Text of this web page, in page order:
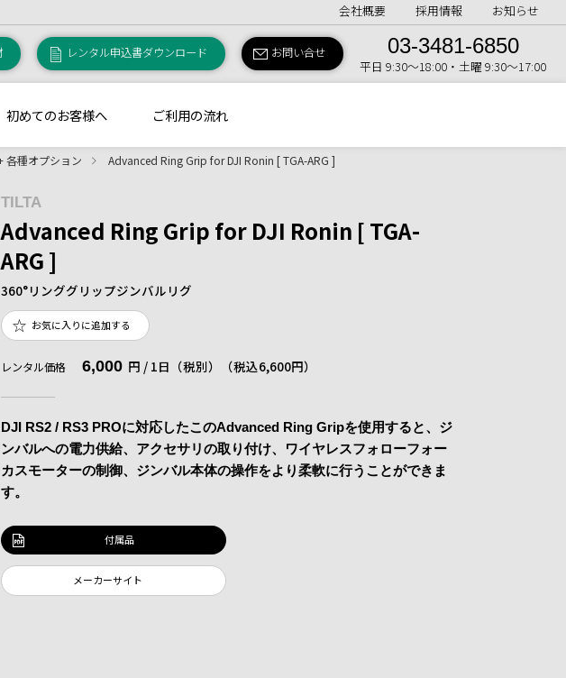
会社概要 採用情報 お知らせ
レンタル申込書ダウンロード お問い合せ 03-3481-6850
平日 9:30〜18:00・土曜 9:30〜17:00
初めてのお客様へ ご利用の流れ
各種オプション Advanced Ring Grip for DJI Ronin [ TGA-ARG ]
TILTA
Advanced Ring Grip for DJI Ronin [ TGA-
ARG ]
360°リンググリップジンバルリグ
お気に入りに追加する
レンタル価格 6,000 円 / 1日（税別） （税込6,600円）
DJI RS2 / RS3 PROに対応したこのAdvanced Ring Gripを使用すると、ジ
ンバルへの電力供給、アクセサリの取り付け、ワイヤレスフォローフォー
カスモーターの制御、ジンバル本体の操作をより柔軟に行うことができま
す。
付属品
メーカーサイト